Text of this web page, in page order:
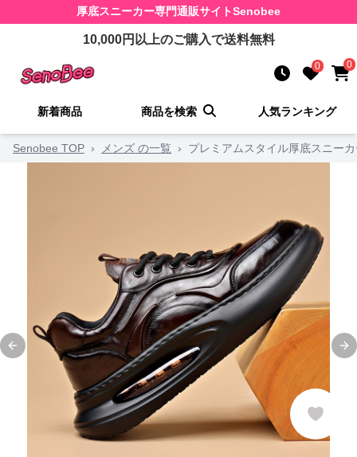
厚底スニーカー専門通販サイトSenobee
10,000円以上のご購入で送料無料
0 0
新着商品 商品を検索 人気ランキング
Senobee TOP › メンズ の一覧 › プレミアムスタイル厚底スニー
Previous slide